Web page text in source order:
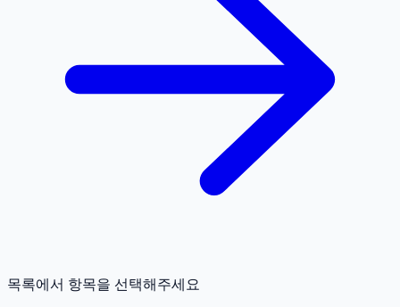
목록에서 항목을 선택해주세요